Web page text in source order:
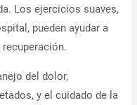
Los ejercicios suaves,
pueden ayudar a
del dolor,
y el cuidado de la